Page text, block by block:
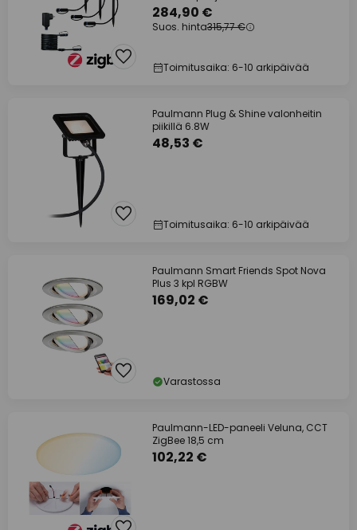
284,90 €
Suos. hinta315,77 €
Toimitusaika: 6-10 arkipäivää
Paulmann Plug & Shine valonheitin
piikillä 6.8W
48,53 €
Toimitusaika: 6-10 arkipäivää
Paulmann Smart Friends Spot Nova
Plus 3 kpl RGBW
169,02 €
Varastossa
Paulmann-LED-paneeli Veluna, CCT
ZigBee 18,5 cm
102,22 €